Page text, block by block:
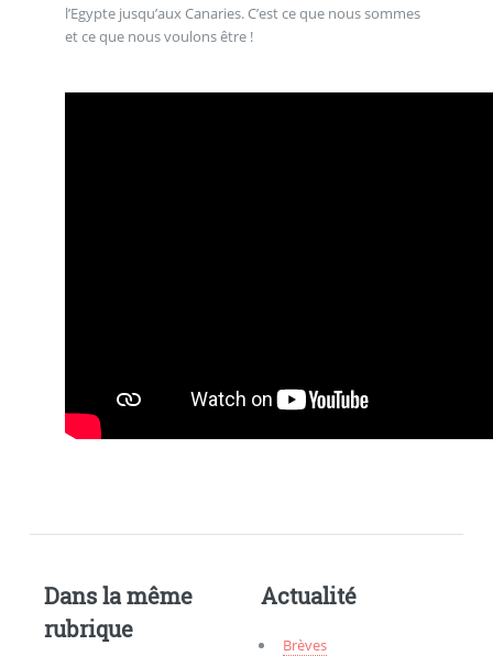
l’Egypte jusqu’aux Canaries. C’est ce que nous sommes
et ce que nous voulons être !
Dans la même
rubrique
Actualité
Brèves